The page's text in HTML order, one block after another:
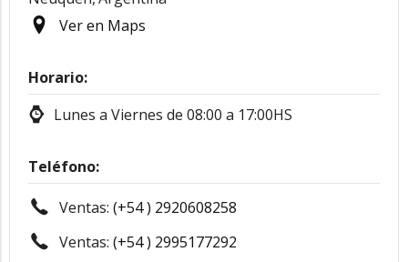
Ver en Maps
Horario:
Lunes a Viernes de 08:00 a 17:00HS
Teléfono:
Ventas: (+54 ) 2920608258
Ventas: (+54 ) 2995177292